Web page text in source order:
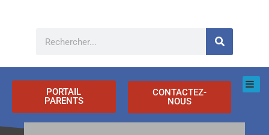
PORTAIL
PARENTS
CONTACTEZ-
NOUS